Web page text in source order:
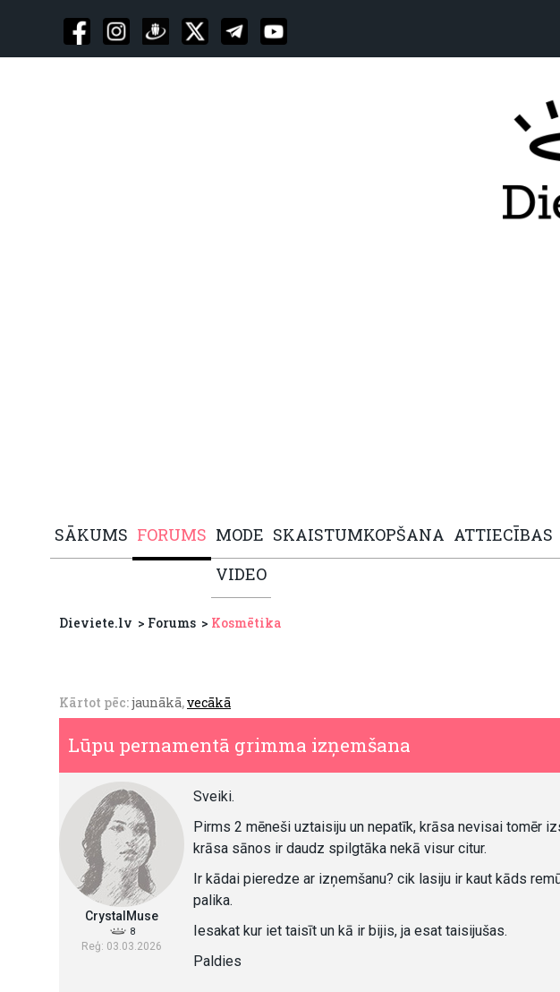
SĀKUMS FORUMS MODE SKAISTUMKOPŠANA ATTIECĪBAS
VIDEO
Dieviete.lv Forums Kosmētika
Kārtot pēc:jaunākā,vecākā
Lūpu pernamentā grimma izņemšana
CrystalMuse
8
Reģ: 03.03.2026
Sveiki.
Pirms 2 mēneši uztaisiju un nepatīk, krāsa nevisai tomēr
krāsa sānos ir daudz spilgtāka nekā visur citur.
Ir kādai pieredze ar izņemšanu? cik lasiju ir kaut kāds
palika.
Iesakat kur iet taisīt un kā ir bijis, ja esat taisijušas.
Paldies